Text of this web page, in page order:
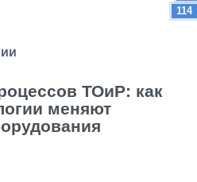
114
ТОиР: как
меняют